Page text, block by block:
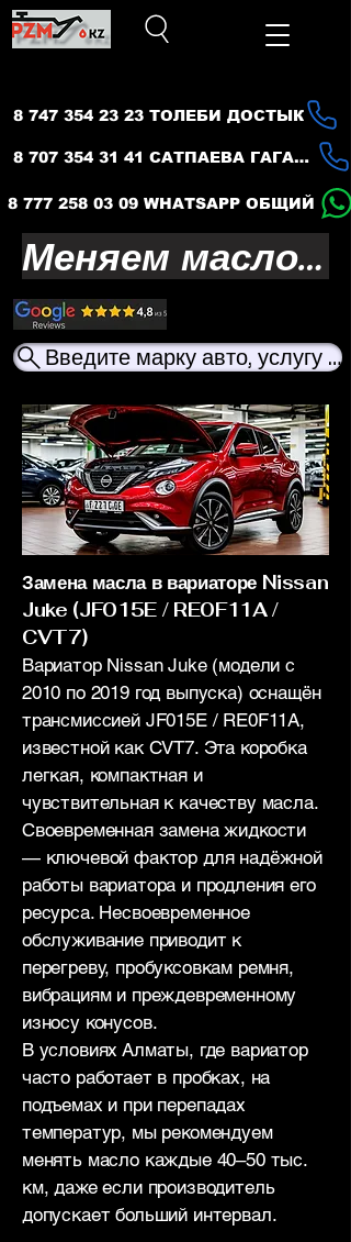
8 747 354 23 23 ТОЛЕБИ ДОСТЫК
8 707 354 31 41 САТПАЕВА ГАГАРИНА
8 777 258 03 09 WHATSAPP ОБЩИЙ
Введите марку авто, услугу
Меняем масло — продлеваем жизнь вашего авто
Замена масла в вариаторе Nissan
Juke (JF015E / RE0F11A /
CVT7)
Вариатор Nissan Juke (модели с
2010 по 2019 год выпуска) оснащён
трансмиссией JF015E / RE0F11A,
известной как CVT7. Эта коробка
легкая, компактная и
чувствительная к качеству масла.
Своевременная замена жидкости
— ключевой фактор для надёжной
работы вариатора и продления его
ресурса. Несвоевременное
обслуживание приводит к
перегреву, пробуксовкам ремня,
вибрациям и преждевременному
износу конусов.
В условиях Алматы, где вариатор
часто работает в пробках, на
подъемах и при перепадах
температур, мы рекомендуем
менять масло каждые 40–50 тыс.
км, даже если производитель
допускает больший интервал.